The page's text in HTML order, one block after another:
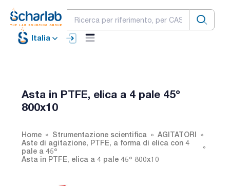
Italia
Asta in PTFE, elica a 4 pale 45º
800x10
Home Strumentazione scientifica
AGITATORI
Aste di agitazione, PTFE, a forma di elica con 4
pale a 45º
Asta in PTFE, elica a 4 pale 45º 800x10